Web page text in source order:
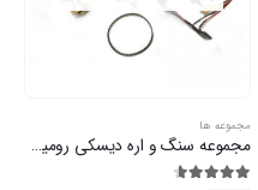
مجموعه ها
مجموعه سنگ و اره دیسکی رومیزی 220 ولت